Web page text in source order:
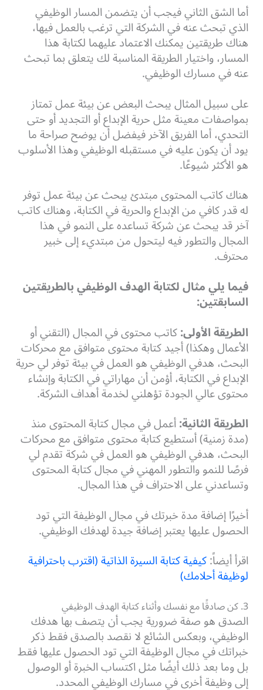
أما الشق الثاني فيجب أن يتضمن المسار الوظيفي
الذي تبحث عنه في الشركة التي ترغب بالعمل فيها،
هناك طريقتين يمكنك الاعتماد عليهما لكتابة هذا
المسار، واختيار الطريقة المناسبة لك يتعلق بما تبحث
عنه في مسارك الوظيفي.
على سبيل المثال يبحث البعض عن بيئة عمل تمتاز
بمواصفات معينة مثل حرية الإبداع أو التجديد أو حتى
التحدي، أما الفريق الآخر فيفضل أن يوضح صراحة ما
يود أن يكون عليه في مستقبله الوظيفي وهذا الأسلوب
هو الأكثر شيوعًا.
هناك كاتب المحتوى مبتدئ يبحث عن بيئة عمل توفر
له قدر كافي من الإبداع والحرية في الكتابة، وهناك كاتب
آخر قد يبحث عن شركة تساعده على النمو في هذا
المجال والتطور فيه ليتحول من مبتديء إلى خبير
محترف.
فيما يلي مثال لكتابة الهدف الوظيفي بالطريقتين
السابقتين:
الطريقة الأولى:كاتب محتوى في المجال (التقني أو
الأعمال وهكذا) أجيد كتابة محتوى متوافق مع محركات
البحث، هدفي الوظيفي هو العمل في بيئة توفر لي حرية
الإبداع في الكتابة، أؤمن أن مهاراتي في الكتابة وإنشاء
محتوى عالي الجودة تؤهلني لخدمة أهداف الشركة.
الطريقة الثانية:أعمل في مجال كتابة المحتوى منذ
(مدة زمنية) أستطيع كتابة محتوى متوافق مع محركات
البحث، هدفي الوظيفي هو العمل في شركة تقدم لي
فرصًا للنمو والتطور المهني في مجال كتابة المحتوى
وتساعدني على الاحتراف في هذا المجال.
أخيرًا إضافة مدة خبرتك في مجال الوظيفة التي تود
الحصول عليها يعتبر إضافة جيدة لهدفك الوظيفي.
اقرأ أيضاً:كيفية كتابة السيرة الذاتية (اقترب باحترافية
لوظيفة أحلامك)
3. كن صادقًا مع نفسك وأثناء كتابة الهدف الوظيفي
الصدق هو صفة ضرورية يجب أن يتصف بها هدفك
الوظيفي، وبعكس الشائع لا نقصد بالصدق فقط ذكر
خبراتك في مجال الوظيفة التي تود الحصول عليها فقط
بل وما بعد ذلك أيضًا مثل اكتساب الخبرة أو الوصول
إلى وظيفة أخرى في مسارك الوظيفي المحدد.